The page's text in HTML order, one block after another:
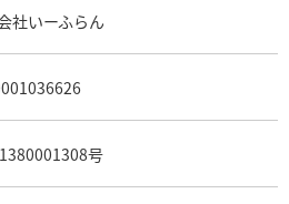
ス買取
ン買取
社いーふらん
号